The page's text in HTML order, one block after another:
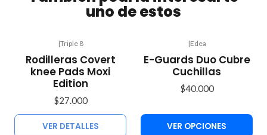
uno de estos
|Triple 8
Rodilleras Covert
knee Pads Moxi
Edition
$27.000
VER DETALLES
|Edea
E-Guards Duo Cubre
Cuchillas
$40.000
VER OPCIONES